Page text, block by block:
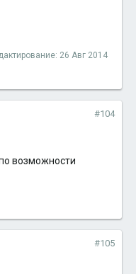
26 Авг 2014
#104
возможности
#105